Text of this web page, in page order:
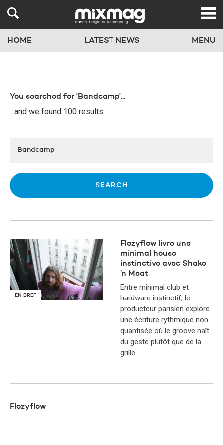
HOME LATEST NEWS MENU
You searched for 'Bandcamp'...
...and we found 100 results
EN BREF
Flozyflow livre une
minimal house
instinctive avec Shake
’n Meat
Entre minimal club et
hardware instinctif, le
producteur parisien explore
une écriture rythmique non
quantisée où le groove naît
du geste plutôt que de la
grille
Flozyflow